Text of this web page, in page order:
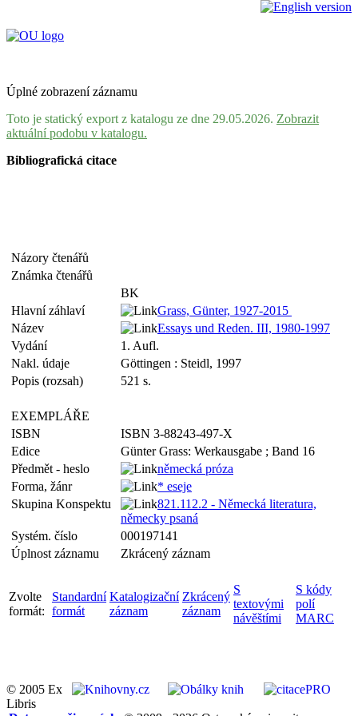
Úplné zobrazení záznamu
Toto je statický export z katalogu ze dne 29.05.2026. Zobrazit
aktuální podobu v katalogu.
Bibliografická citace
Názory čtenářů
Známka čtenářů
BK
Hlavní záhlaví
Grass, Günter, 1927-2015
Název
Essays und Reden. III, 1980-1997
Vydání
1. Aufl.
Nakl. údaje
Göttingen : Steidl, 1997
Popis (rozsah)
521 s.
EXEMPLÁŘE
ISBN
ISBN 3-88243-497-X
Edice
Günter Grass: Werkausgabe ; Band 16
Předmět - heslo
německá próza
Forma, žánr
* eseje
Skupina Konspektu
821.112.2 - Německá literatura,
německy psaná
Systém. číslo
000197141
Úplnost záznamu
Zkrácený záznam
Zvolte
formát:
Standardní
formát
Katalogizační
záznam
Zkrácený
záznam
S
textovými
návěštími
S kódy
polí
MARC
© 2005 Ex
Libris